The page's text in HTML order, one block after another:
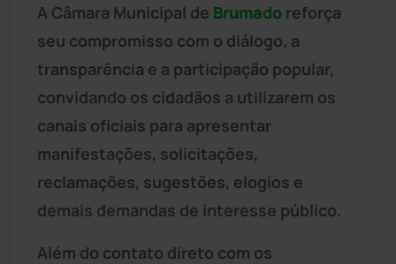
A Câmara Municipal de Brumado reforça
seu compromisso com o diálogo, a
transparência e a participação popular,
convidando os cidadãos a utilizarem os
canais oficiais para apresentar
manifestações, solicitações,
reclamações, sugestões, elogios e
demais demandas de interesse público.
Além do contato direto com os